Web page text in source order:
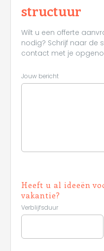
structuur
Wilt u een offerte
nodig? Schrijf naar de
contact met je
Jouw bericht
Heeft u al ideeën
vakantie?
Verblijfsduur